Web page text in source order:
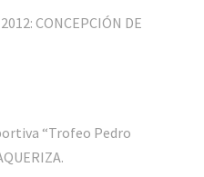
CONCEPCIÓN DE
“Trofeo Pedro